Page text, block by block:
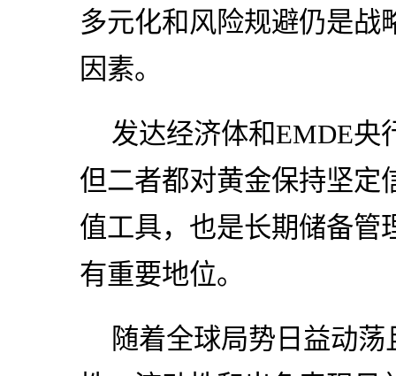
多元化和风险规避仍是战
因素。
发达经济体和EMDE央
但二者都对黄金保持坚定
值工具，也是长期储备管
有重要地位。
随着全球局势日益动